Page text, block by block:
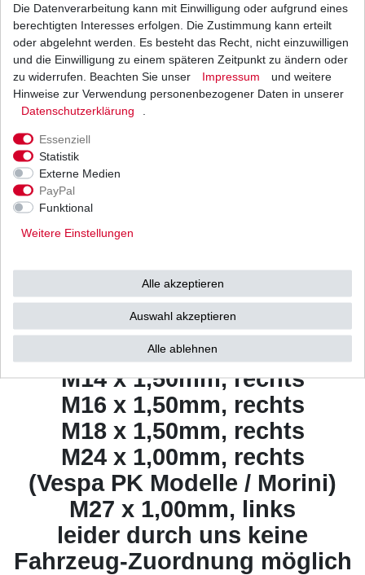
Beschreibung
Weitere Details
Abzieher / Polradabzieher
Lichtmaschinenabzieher -
auch Ausfräsung zum
Gegenhalten mit
Maulschlüssel.
In 6 verschiedenen Grössen:
M10 x 1,25mm, rechts
M14 x 1,50mm, rechts
M16 x 1,50mm, rechts
M18 x 1,50mm, rechts
M24 x 1,00mm, rechts
(Vespa PK Modelle / Morini)
M27 x 1,00mm, links
leider durch uns keine
Fahrzeug-Zuordnung möglich
Die Datenverarbeitung kann mit Einwilligung oder aufgrund eines
berechtigten Interesses erfolgen. Die Zustimmung kann erteilt
oder abgelehnt werden. Es besteht das Recht, nicht einzuwilligen
und die Einwilligung zu einem späteren Zeitpunkt zu ändern oder
zu widerrufen. Beachten Sie unser
Impressum
und weitere
Hinweise zur Verwendung personenbezogener Daten in unserer
Daten­schutz­erklärung
Essenziell
Statistik
Externe Medien
PayPal
Funktional
Weitere Einstellungen
Alle akzeptieren
Auswahl akzeptieren
Alle ablehnen